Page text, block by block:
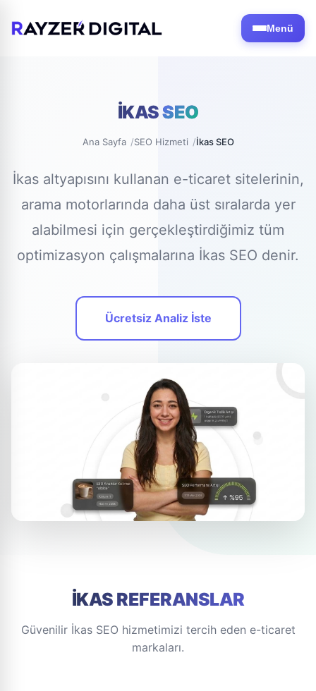
Menü
İKASSEO
Ana Sayfa SEO Hizmeti İkas SEO
İkas altyapısını kullanan e-ticaret sitelerinin,
arama motorlarında daha üst sıralarda yer
alabilmesi için gerçekleştirdiğimiz tüm
optimizasyon çalışmalarına İkas SEO denir.
Ücretsiz Analiz İste
İKAS REFERANSLAR
Güvenilir İkas SEO hizmetimizi tercih eden e-ticaret
markaları.